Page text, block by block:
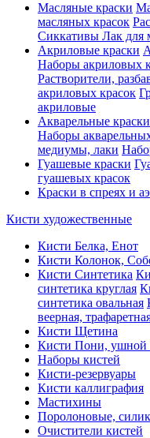
Масляные краски
масляных красок
Сиккативы Лак для
Акриловые краски
Наборы акриловых
Растворители,
акриловых красок
акриловые
Акварельные краски
Наборы
медиумы, лаки
Гуашевые краски
гуашевых красок
Краски в спреях и
Кисти художественные
Кисти Белка, Енот
Кисти Колонок,
Кисти Синтетика
синтетика круглая
синтетика овальная
веерная,
Кисти Щетина
Кисти Пони, ушной
Наборы кистей
Кисти-резервуары
Кисти каллиграфия
Мастихины
Поролоновые,
Очистители кистей